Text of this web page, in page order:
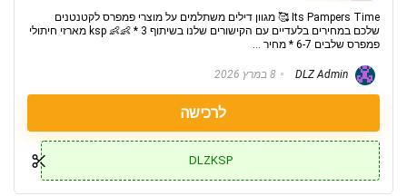
Its Pampers Time 🥰 מגוון דילים משתלמים על מוצרי פמפרס לקטנטנים
שלכם במחירים בלעדיים עם הקישורים שלנו בשיתוף ksp 👶👶 * 3 מארזי חיתולי
פמפרס שלבים 6-7 * מחיר ...
8 במרץ 2026
לרכישה
DLZKSP